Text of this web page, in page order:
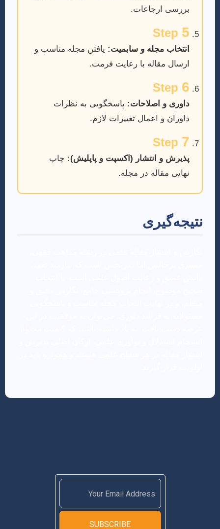
بررسی ارجاعات.
Step 5
انتخاب مجله و سابمیت: یافتن مجله مناسب و
ارسال مقاله با رعایت فرمت.
Step 6
داوری و اصلاحات: پاسخگویی به نظرات
داوران و اعمال تغییرات لازم.
Step 7
پذیرش و انتشار (اکسپت و پاپلیش): چاپ
نهایی مقاله در مجله.
نتیجه‌گیری
SUBSCRIBE